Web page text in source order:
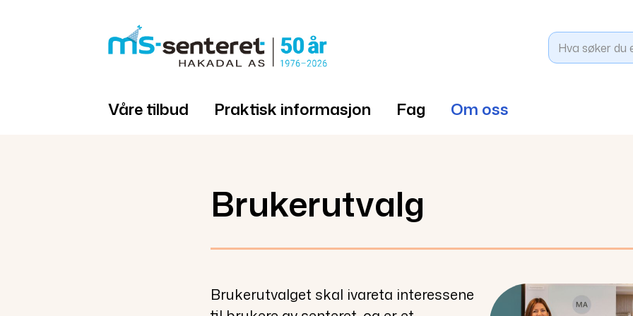
til
innholdet
Våre tilbud Praktisk informasjon Fag Om oss
Brukerutvalg
Brukerutvalget skal ivareta interessene